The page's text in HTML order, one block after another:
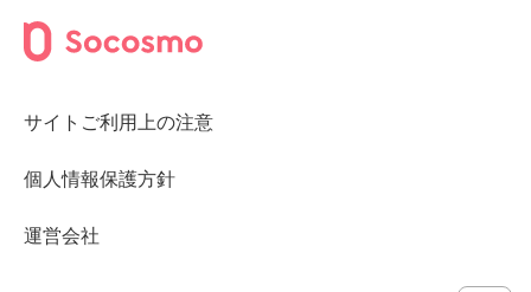
サイトご利用上の注意
個人情報保護方針
運営会社